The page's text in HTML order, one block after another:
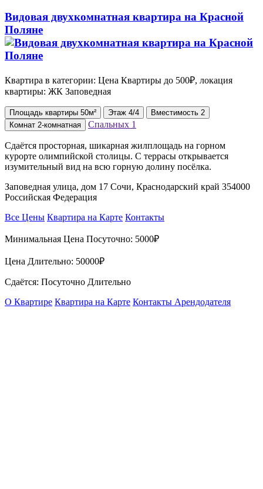
Видовая двухкомнатная квартира на Красной
Поляне
Квартира в категории: Цена Квартиры до 500₽, локация
квартиры: ЖК Заповедная
Площадь квартиры 50м² Этаж 4/4 Вместимость 2
Комнат 2-комнатная Спальных 1
Сдаётся просторная, шикарная жилплощадь на горном
курорте олимпийской столицы. С террасы открывается
изумительный вид на всю горную долину посёлка.
Заповедная улица, дом 17 Сочи, Краснодарский край 354000
Российская Федерация
Все Цены Квартира на Карте Контакты
Минимальная Цена Посуточно: 5000₽
Цена Длительно: 50000₽
Сдаётся: Посуточно Длительно
О Квартире Квартира на Карте Контакты Арендодателя